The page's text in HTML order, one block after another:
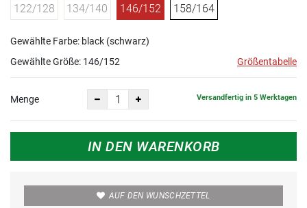
122/128 134/140 146/152 158/164
Gewählte Farbe: black (schwarz)
Gewählte Größe: 146/152 Größentabelle
Menge Versandfertig in 5 Werktagen
IN DEN WARENKORB
AUF DEN WUNSCHZETTEL